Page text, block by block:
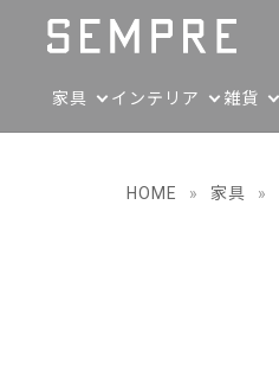
家具 インテリア 雑貨
HOME » 家具 »